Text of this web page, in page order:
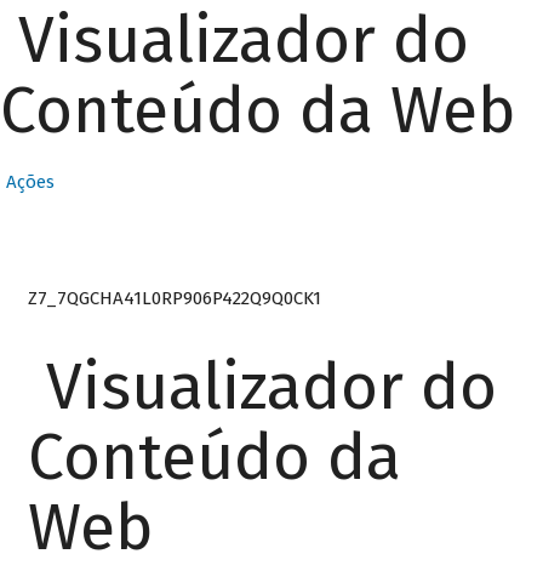
Visualizador do
Conteúdo da Web
Ações
Z7_7QGCHA41L0RP906P422Q9Q0CK1
Visualizador do
Conteúdo da
Web